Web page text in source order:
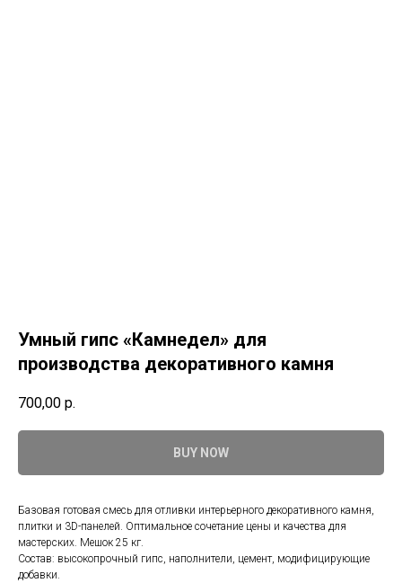
Умный гипс «Камнедел» для
производства декоративного камня
700,00 р.
BUY NOW
Базовая готовая смесь для отливки интерьерного декоративного камня,
плитки и 3D-панелей. Оптимальное сочетание цены и качества для
мастерских. Мешок 25 кг.
Состав: высокопрочный гипс, наполнители, цемент, модифицирующие
добавки.